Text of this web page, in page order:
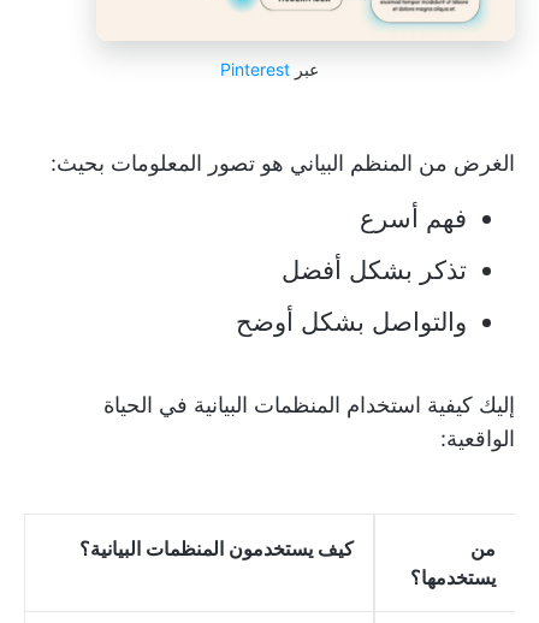
عبر Pinterest
الغرض من المنظم البياني هو تصور المعلومات بحيث:
فهم أسرع
تذكر بشكل أفضل
والتواصل بشكل أوضح
إليك كيفية استخدام المنظمات البيانية في الحياة
الواقعية:
من
يستخدمها؟
كيف يستخدمون المنظمات البيانية؟